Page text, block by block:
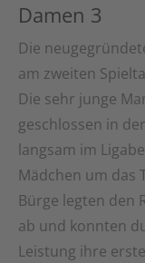
Damen 3
Die
am zweiten
Die sehr junge
geschlossen in
langsam im
Mädchen um das
Bürge legten den
ab und konnten
Leistung ihre